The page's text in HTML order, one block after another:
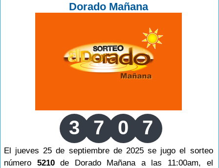
Dorado Mañana
3 7 0 7
El jueves 25 de septiembre de 2025 se jugo el sorteo
número 5210de Dorado Mañana a las 11:00am, el